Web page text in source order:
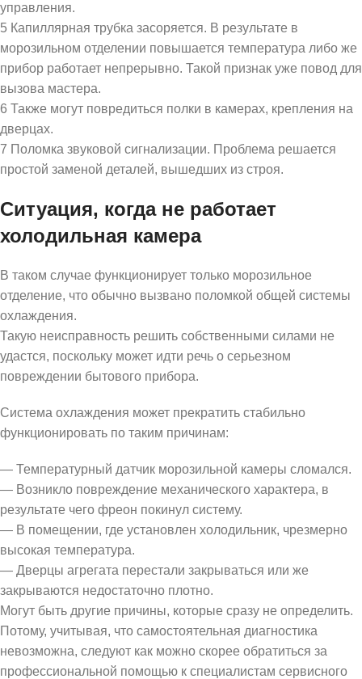
управления.
5 Капиллярная трубка засоряется. В результате в
морозильном отделении повышается температура либо же
прибор работает непрерывно. Такой признак уже повод для
вызова мастера.
6 Также могут повредиться полки в камерах, крепления на
дверцах.
7 Поломка звуковой сигнализации. Проблема решается
простой заменой деталей, вышедших из строя.
Ситуация, когда не работает
холодильная камера
В таком случае функционирует только морозильное
отделение, что обычно вызвано поломкой общей системы
охлаждения.
Такую неисправность решить собственными силами не
удастся, поскольку может идти речь о серьезном
повреждении бытового прибора.
Система охлаждения может прекратить стабильно
функционировать по таким причинам:
— Температурный датчик морозильной камеры сломался.
— Возникло повреждение механического характера, в
результате чего фреон покинул систему.
— В помещении, где установлен холодильник, чрезмерно
высокая температура.
— Дверцы агрегата перестали закрываться или же
закрываются недостаточно плотно.
Могут быть другие причины, которые сразу не определить.
Потому, учитывая, что самостоятельная диагностика
невозможна, следуют как можно скорее обратиться за
профессиональной помощью к специалистам сервисного